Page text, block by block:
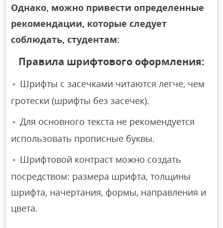
Однако, можно привести определенные
рекомендации, которые следует
соблюдать, студентам:
Правила шрифтового оформления:
Шрифты с засечками читаются легче, чем
гротески (шрифты без засечек).
Для основного текста не рекомендуется
использовать прописные буквы.
Шрифтовой контраст можно создать
посредством: размера шрифта, толщины
шрифта, начертания, формы, направления и
цвета.